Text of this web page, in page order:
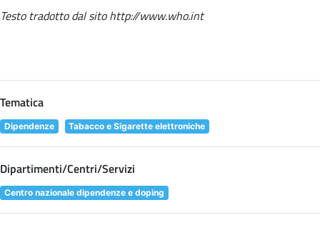
Testo tradotto dal sito http://www.who.int
Tematica
Dipendenze Tabacco e Sigarette elettroniche
Dipartimenti/Centri/Servizi
Centro nazionale dipendenze e doping